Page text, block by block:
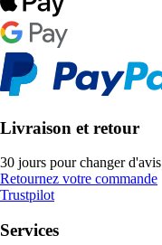
Livraison et retour
30 jours pour changer d'avis
Retournez votre commande
Trustpilot
Services